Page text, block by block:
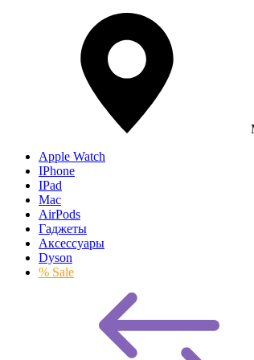
Apple Watch
IPhone
IPad
Mac
AirPods
Гаджеты
Аксессуары
Dyson
% Sale